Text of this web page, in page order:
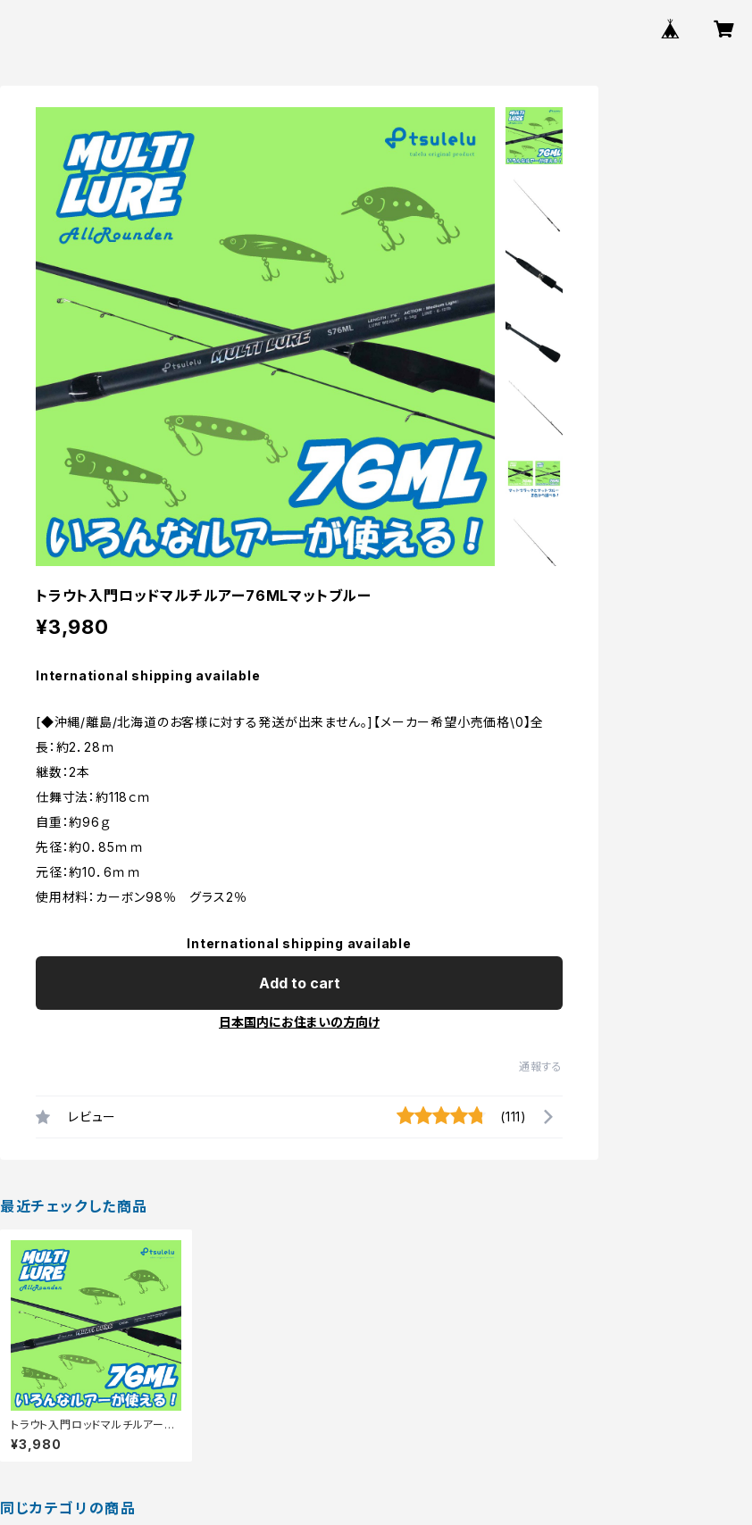
トラウト入門ロッドマルチルアー76MLマットブルー
¥3,980
International shipping available
[◆沖縄/離島/北海道のお客様に対する発送が出来ません。]【メーカー希望小売価格\0】全
長：約2．28ｍ
継数：2本
仕舞寸法：約118ｃｍ
自重：約96ｇ
先径：約0．85ｍｍ
元径：約10．6ｍｍ
使用材料：カーボン98％ グラス2％
International shipping available
Add to cart
日本国内にお住まいの方向け
通報する
レビュー (111)
最近チェックした商品
トラウト入門ロッドマルチルアー76
MLマットブルー
¥3,980
同じカテゴリの商品